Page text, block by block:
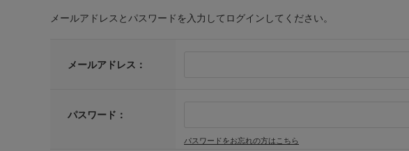
メールアドレスとパスワードを入力してログインしてください。
メールアドレス：
パスワード：
パスワードをお忘れの方はこちら